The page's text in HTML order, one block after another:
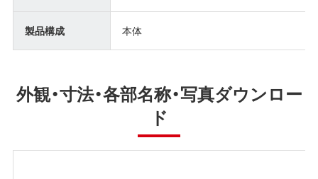
製品構成 本体
外観・寸法・各部名称・写真ダウンロー
ド